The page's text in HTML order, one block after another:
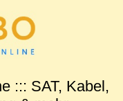
::: SAT, Kabel,